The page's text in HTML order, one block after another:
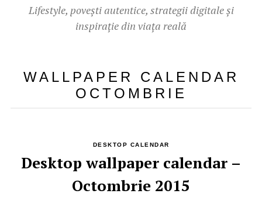
Lifestyle, povești autentice, strategii digitale și
inspirație din viața reală
WALLPAPER CALENDAR
OCTOMBRIE
DESKTOP CALENDAR
Desktop wallpaper calendar –
Octombrie 2015